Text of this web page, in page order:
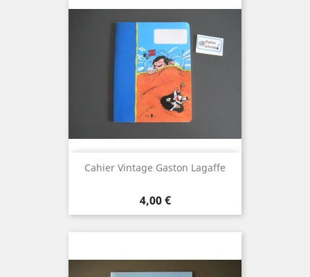
Cahier Vintage Gaston Lagaffe
Prix
4,00 €